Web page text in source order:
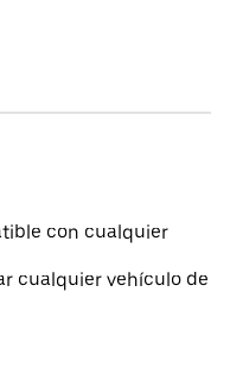
con cualquier
cualquier vehículo de